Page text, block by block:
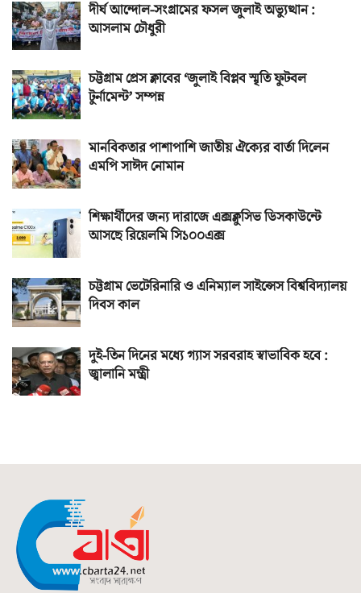
দীর্ঘ আন্দোল-সংগ্রামের ফসল জুলাই অভ্যুত্থান :
আসলাম চৌধুরী
চট্টগ্রাম প্রেস ক্লাবের ‘জুলাই বিপ্লব স্মৃতি ফুটবল
টুর্নামেন্ট’ সম্পন্ন
মানবিকতার পাশাপাশি জাতীয় ঐক্যের বার্তা দিলেন
এমপি সাঈদ নোমান
শিক্ষার্থীদের জন্য দারাজে এক্সক্লুসিভ ডিসকাউন্টে
আসছে রিয়েলমি সি১০০এক্স
চট্টগ্রাম ভেটেরিনারি ও এনিম্যাল সাইন্সেস বিশ্ববিদ্যালয়
দিবস কাল
দুই-তিন দিনের মধ্যে গ্যাস সরবরাহ স্বাভাবিক হবে :
জ্বালানি মন্ত্রী